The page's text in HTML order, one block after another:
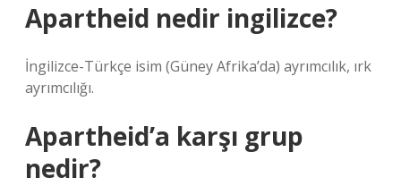
Apartheid nedir ingilizce?
İngilizce-Türkçe isim (Güney Afrika’da) ayrımcılık, ırk
ayrımcılığı.
Apartheid’a karşı grup
nedir?